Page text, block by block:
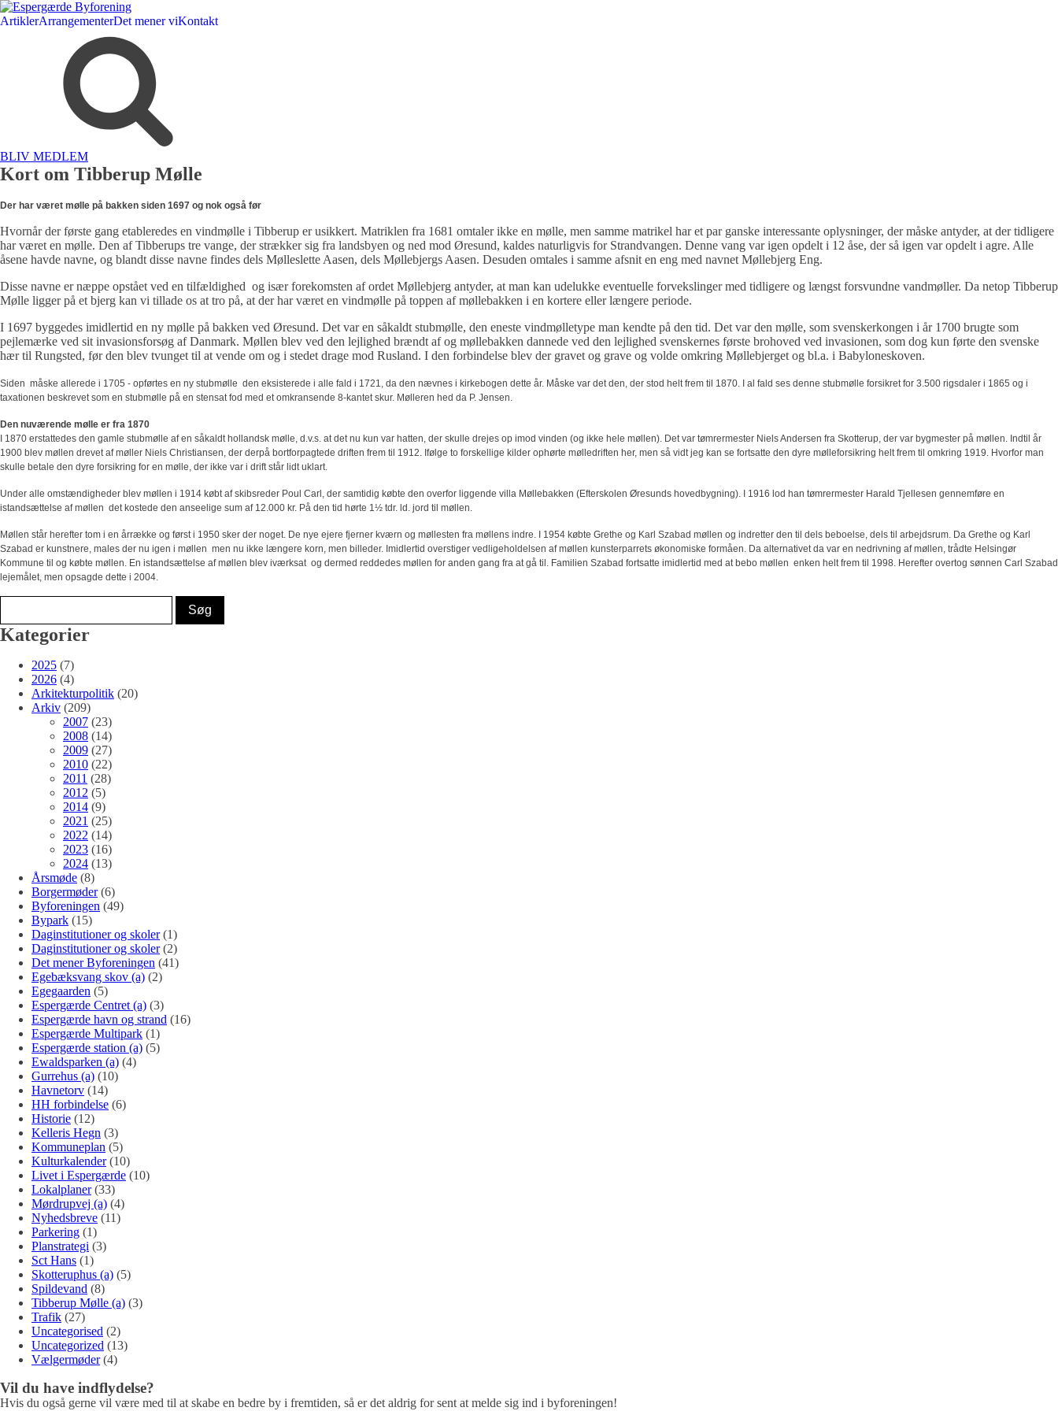
ArtiklerArrangementerDet mener viKontakt
BLIV MEDLEM
Kort om Tibberup Mølle
Der har været mølle på bakken siden 1697 og nok også før
Hvornår der første gang etableredes en vindmølle i Tibberup er usikkert. Matriklen fra 1681 omtaler ikke en mølle, men samme matrikel har et par ganske interessante oplysninger, der måske antyder, at der tidligere
har været en mølle. Den af Tibberups tre vange, der strækker sig fra landsbyen og ned mod Øresund, kaldes naturligvis for Strandvangen. Denne vang var igen opdelt i 12 åse, der så igen var opdelt i agre. Alle
åsene havde navne, og blandt disse navne findes dels Mølleslette Aasen, dels Møllebjergs Aasen. Desuden omtales i samme afsnit en eng med navnet Møllebjerg Eng.
Disse navne er næppe opstået ved en tilfældighed  og især forekomsten af ordet Møllebjerg antyder, at man kan udelukke eventuelle forvekslinger med tidligere og længst forsvundne vandmøller. Da netop Tibberup
Mølle ligger på et bjerg kan vi tillade os at tro på, at der har været en vindmølle på toppen af møllebakken i en kortere eller længere periode.
I 1697 byggedes imidlertid en ny mølle på bakken ved Øresund. Det var en såkaldt stubmølle, den eneste vindmølletype man kendte på den tid. Det var den mølle, som svenskerkongen i år 1700 brugte som
pejlemærke ved sit invasionsforsøg af Danmark. Møllen blev ved den lejlighed brændt af og møllebakken dannede ved den lejlighed svenskernes første brohoved ved invasionen, som dog kun førte den svenske
hær til Rungsted, før den blev tvunget til at vende om og i stedet drage mod Rusland. I den forbindelse blev der gravet og grave og volde omkring Møllebjerget og bl.a. i Babyloneskoven.
Siden  måske allerede i 1705 - opførtes en ny stubmølle  den eksisterede i alle fald i 1721, da den nævnes i kirkebogen dette år. Måske var det den, der stod helt frem til 1870. I al fald ses denne stubmølle forsikret for 3.500 rigsdaler i 1865 og i
taxationen beskrevet som en stubmølle på en stensat fod med et omkransende 8-kantet skur. Mølleren hed da P. Jensen.
Den nuværende mølle er fra 1870
I 1870 erstattedes den gamle stubmølle af en såkaldt hollandsk mølle, d.v.s. at det nu kun var hatten, der skulle drejes op imod vinden (og ikke hele møllen). Det var tømrermester Niels Andersen fra Skotterup, der var bygmester på møllen. Indtil år
1900 blev møllen drevet af møller Niels Christiansen, der derpå bortforpagtede driften frem til 1912. Ifølge to forskellige kilder ophørte mølledriften her, men så vidt jeg kan se fortsatte den dyre mølleforsikring helt frem til omkring 1919. Hvorfor man
skulle betale den dyre forsikring for en mølle, der ikke var i drift står lidt uklart.
Under alle omstændigheder blev møllen i 1914 købt af skibsreder Poul Carl, der samtidig købte den overfor liggende villa Møllebakken (Efterskolen Øresunds hovedbygning). I 1916 lod han tømrermester Harald Tjellesen gennemføre en
istandsættelse af møllen  det kostede den anseelige sum af 12.000 kr. På den tid hørte 1½ tdr. ld. jord til møllen.
Møllen står herefter tom i en årrække og først i 1950 sker der noget. De nye ejere fjerner kværn og møllesten fra møllens indre. I 1954 købte Grethe og Karl Szabad møllen og indretter den til dels beboelse, dels til arbejdsrum. Da Grethe og Karl
Szabad er kunstnere, males der nu igen i møllen  men nu ikke længere korn, men billeder. Imidlertid overstiger vedligeholdelsen af møllen kunsterparrets økonomiske formåen. Da alternativet da var en nedrivning af møllen, trådte Helsingør
Kommune til og købte møllen. En istandsættelse af møllen blev iværksat  og dermed reddedes møllen for anden gang fra at gå til. Familien Szabad fortsatte imidlertid med at bebo møllen  enken helt frem til 1998. Herefter overtog sønnen Carl Szabad
lejemålet, men opsagde dette i 2004.
Kategorier
2025 (7)
2026 (4)
Arkitekturpolitik (20)
Arkiv (209)
2007 (23)
2008 (14)
2009 (27)
2010 (22)
2011 (28)
2012 (5)
2014 (9)
2021 (25)
2022 (14)
2023 (16)
2024 (13)
Årsmøde (8)
Borgermøder(6)
Byforeningen (49)
Bypark (15)
Daginstitutioner og skoler(1)
Daginstitutioner og skoler(2)
Det mener Byforeningen (41)
Egebæksvang skov (a) (2)
Egegaarden (5)
Espergærde Centret (a) (3)
Espergærde havn og strand (16)
Espergærde Multipark (1)
Espergærde station (a) (5)
Ewaldsparken (a) (4)
Gurrehus (a) (10)
Havnetorv (14)
HH forbindelse (6)
Historie (12)
Kelleris Hegn (3)
Kommuneplan (5)
Kulturkalender(10)
Livet i Espergærde (10)
Lokalplaner(33)
Mørdrupvej (a) (4)
Nyhedsbreve (11)
Parkering (1)
Planstrategi (3)
Sct Hans (1)
Skotteruphus (a) (5)
Spildevand (8)
Tibberup Mølle (a) (3)
Trafik (27)
Uncategorised (2)
Uncategorized (13)
Vælgermøder(4)
Vil du have indflydelse?
Hvis du også gerne vil være med til at skabe en bedre by i fremtiden, så er det aldrig for sent at melde sig ind i byforeningen!